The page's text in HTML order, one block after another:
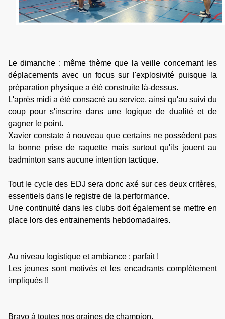
Ledimanche : même thème que la veille concernant les
déplacements avec un focus sur l'explosivité puisque la
préparation physique a été construite là-dessus.
L'après midi a été consacré au service, ainsi qu'au suivi du
coup pour s'inscrire dans une logique de dualité et de
gagner le point.
Xavier constate à nouveau que certains ne possèdent pas
la bonne prise de raquette mais surtout qu'ils jouent au
badminton sans aucune intention tactique.
Tout le cycle des EDJ sera donc axé sur ces deux critères,
essentiels dans le registre de la performance.
Une continuité dans les clubs doit également se mettre en
place lors des entrainements hebdomadaires.
Au niveau logistique et ambiance : parfait !
Les jeunes sont motivés et les encadrants complètement
impliqués !!
Bravo à toutes nos graines de champion,